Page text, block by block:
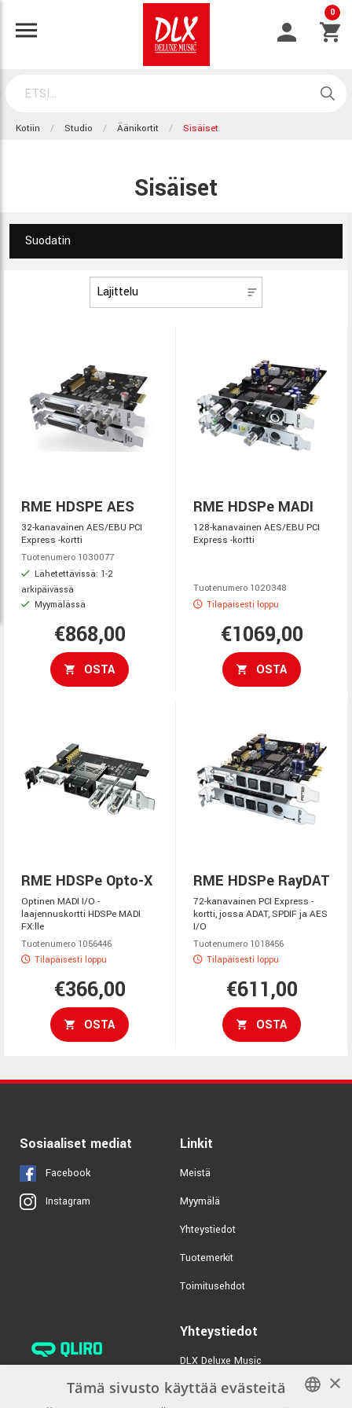
0
Kotiin Studio Äänikortit Sisäiset
Sisäiset
Suodatin
RME HDSPE AES
32-kanavainen AES/EBU PCI
Express -kortti
Tuotenumero 1030077
Lähetettävissä: 1-2
arkipäivässä
Myymälässä
€868,00
OSTA
RME HDSPe MADI
128-kanavainen AES/EBU PCI
Express -kortti
Tuotenumero 1020348
Tilapäisesti loppu
€1069,00
OSTA
RME HDSPe Opto-X
Optinen MADI I/O -
laajennuskortti HDSPe MADI
FX:lle
Tuotenumero 1056446
Tilapäisesti loppu
€366,00
OSTA
RME HDSPe RayDAT
72-kanavainen PCI Express -
kortti, jossa ADAT, SPDIF ja AES
I/O
Tuotenumero 1018456
Tilapäisesti loppu
€611,00
OSTA
Sosiaaliset mediat
Facebook
Instagram
Linkit
Meistä
Myymälä
Yhteystiedot
Tuotemerkit
Toimitusehdot
Yhteystiedot
DLX Deluxe Music
verkkokaupan asiakaspalvelu:
tilaus@dlxmusic.fi
×
Tämä sivusto käyttää evästeitä